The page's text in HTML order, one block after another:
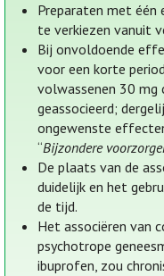
Preparaten met één
te verkiezen vanuit
Bij onvoldoende
voor een korte
volwassenen 30 mg
geassocieerd;
ongewenste
“Bijzondere
De plaats van de
duidelijk en het
de tijd.
Het associëren van
psychotrope
ibuprofen, zou